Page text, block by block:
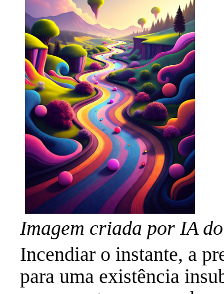
Imagem criada por IA
Incendiar o instante, a
para uma existência